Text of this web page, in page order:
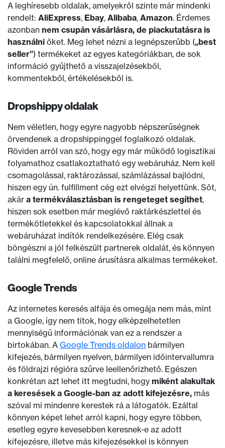
A leghíresebb oldalak, amelyekről szinte már mindenki
rendelt: AliExpress, Ebay, Alibaba, Amazon. Érdemes
azonban nem csupán vásárlásra, de piackutatásra is
használni őket. Meg lehet nézni a legnépszerűbb („best
seller”) termékeket az egyes kategóriákban, de sok
információ gyűjthető a visszajelzésekből,
kommentekből, értékelésekből is.
Dropshippy oldalak
Nem véletlen, hogy egyre nagyobb népszerűségnek
örvendenek a dropshippinggel foglalkozó oldalak.
Röviden arról van szó, hogy egy már működő logisztikai
folyamathoz csatlakoztatható egy webáruház. Nem kell
csomagolással, raktározással, számlázással bajlódni,
hiszen egy ún. fulfillment cég ezt elvégzi helyettünk. Sőt,
akár a termékválasztásban is rengeteget segíthet,
hiszen sok esetben már meglévő raktárkészlettel és
termékötletekkel és kapcsolatokkal állnak a
webáruházat indítók rendelkezésére. Elég csak
böngészni a jól felkészült partnerek oldalát, és könnyen
találni megfelelő, online árusításra alkalmas termékeket.
Google Trends
Az internetes keresés alfája és omegája nem más, mint
a Google, így nem titok, hogy elképzelhetetlen
mennyiségű információnak van ez a rendszer a
birtokában. A Google Trends oldalon bármilyen
kifejezés, bármilyen nyelven, bármilyen időintervallumra
és földrajzi régióra szűrve leellenőrizhető. Egészen
konkrétan azt lehet itt megtudni, hogy miként alakultak
a keresések a Google-ban az adott kifejezésre, más
szóval mi mindenre kerestek rá a látogatók. Ezáltal
könnyen képet lehet arról kapni, hogy egyre többen,
esetleg egyre kevesebben keresnek-e az adott
kifejezésre, illetve más kifejezésekkel is könnyen